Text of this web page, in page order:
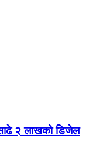
२ लाखको डिजेल